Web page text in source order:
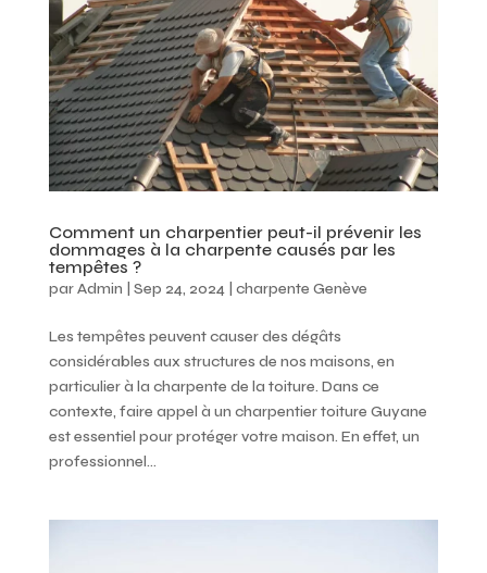
Comment un charpentier peut-il prévenir les
dommages à la charpente causés par les
tempêtes ?
parAdmin Sep 24, 2024| charpente Genève
Les tempêtes peuvent causer des dégâts
considérables aux structures de nos maisons, en
particulier à la charpente de la toiture. Dans ce
contexte, faire appel à un charpentier toiture Guyane
est essentiel pour protéger votre maison. En effet, un
professionnel...